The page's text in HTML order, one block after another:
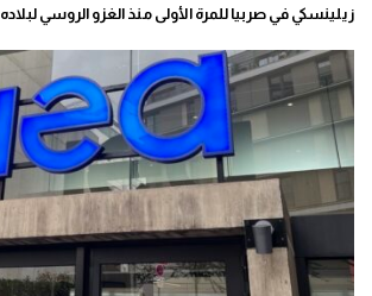
زيلينسكي في صربيا للمرة الأولى منذ الغزو الروسي لبلاده